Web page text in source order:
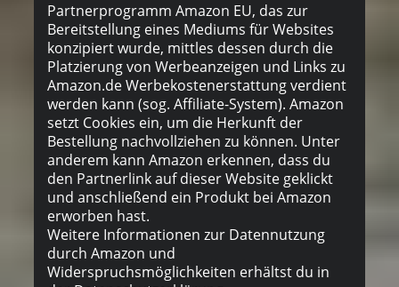
Partnerprogramm Amazon EU, das zur
Bereitstellung eines Mediums für Websites
konzipiert wurde, mittles dessen durch die
Platzierung von Werbeanzeigen und Links zu
Amazon.de Werbekostenerstattung verdient
werden kann (sog. Affiliate-System). Amazon
setzt Cookies ein, um die Herkunft der
Bestellung nachvollziehen zu können. Unter
anderem kann Amazon erkennen, dass du
den Partnerlink auf dieser Website geklickt
und anschließend ein Produkt bei Amazon
erworben hast.
Weitere Informationen zur Datennutzung
durch Amazon und
Widerspruchsmöglichkeiten erhältst du in